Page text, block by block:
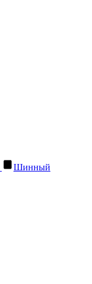
Шинный